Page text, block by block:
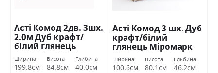
Асті Комод 2дв. 3шх.
2.0м Дуб крафт/
білий глянець
Міромарк
Ширина
199.8см
Висота
84.8см
Глибина
40.0см
Асті Комод 3 шх. Дуб
крафт/білий
глянець Міромарк
Ширина
100.6см
Висота
80.1см
Глибина
46.2см